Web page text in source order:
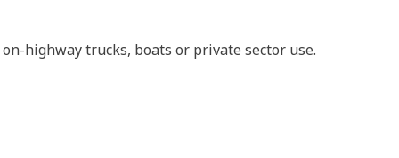
highway trucks, boats or private sector use.